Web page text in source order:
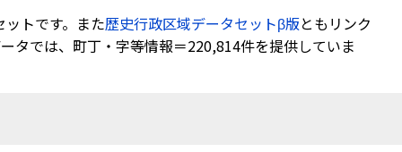
トです。また歴史行政区域データセットβ版ともリンク
タでは、町丁・字等情報＝220,814件を提供していま